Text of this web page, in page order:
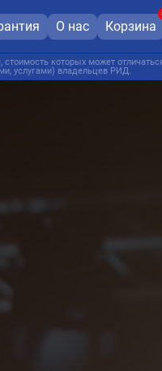
О нас Корзина
которых может
услугами) владельцев РИД.